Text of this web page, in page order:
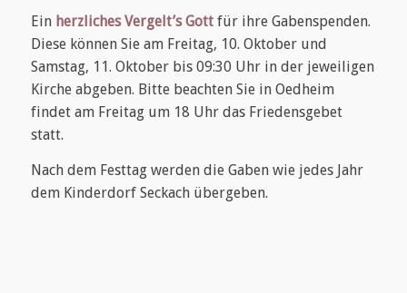
Ein herzliches Vergelt’s Gottfür ihre Gabenspenden.
Diese können Sie am Freitag, 10. Oktober und
Samstag, 11. Oktober bis 09:30 Uhr in der jeweiligen
Kirche abgeben. Bitte beachten Sie in Oedheim
findet am Freitag um 18 Uhr das Friedensgebet
statt.
Nach dem Festtag werden die Gaben wie jedes Jahr
dem Kinderdorf Seckach übergeben.